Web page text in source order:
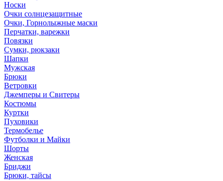
Носки
Очки солнцезащитные
Очки, Горнолыжные маски
Перчатки, варежки
Повязки
Сумки, рюкзаки
Шапки
Мужская
Брюки
Ветровки
Джемперы и Свитеры
Костюмы
Куртки
Пуховики
Термобелье
Футболки и Майки
Шорты
Женская
Бриджи
Брюки, тайсы